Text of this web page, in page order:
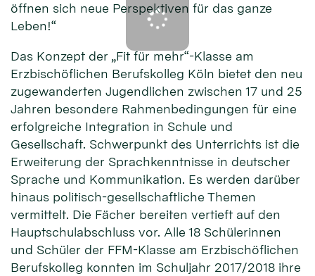
öffnen sich neue Perspektiven für das ganze
Leben!“
Das Konzept der „Fit für mehr“-Klasse am
Erzbischöflichen Berufskolleg Köln bietet den neu
zugewanderten Jugendlichen zwischen 17 und 25
Jahren besondere Rahmenbedingungen für eine
erfolgreiche Integration in Schule und
Gesellschaft. Schwerpunkt des Unterrichts ist die
Erweiterung der Sprachkenntnisse in deutscher
Sprache und Kommunikation. Es werden darüber
hinaus politisch-gesellschaftliche Themen
vermittelt. Die Fächer bereiten vertieft auf den
Hauptschulabschluss vor. Alle 18 Schülerinnen
und Schüler der FFM-Klasse am Erzbischöflichen
Berufskolleg konnten im Schuljahr 2017/2018 ihre